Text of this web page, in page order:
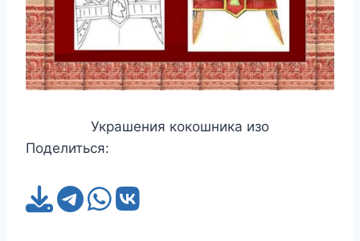
Украшения кокошника изо
Поделиться: